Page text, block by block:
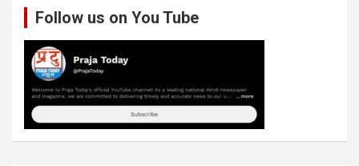
Follow us on You Tube